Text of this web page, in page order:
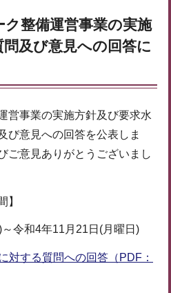
ク整備運営事業の実施
及び意見への回答に
営事業の実施方針及び要求水
び意見への回答を公表しま
ご意見ありがとうございまし
】
令和4年11月21日(月曜日)
対する質問への回答（PDF：